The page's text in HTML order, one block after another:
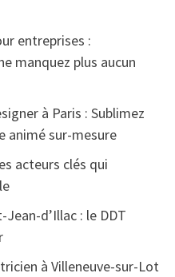
entreprises :
manquez plus aucun
à Paris : Sublimez
animé sur-mesure
acteurs clés qui
d’Illac : le DDT
à Villeneuve-sur-Lot